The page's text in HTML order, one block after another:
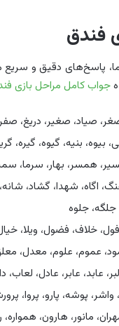
جواب کامل مراحل بازی
صیاد، صغیر، دریغ، صفرا،
بیوه، بنیه، گیوه، گیره،
همسر، بهار، سرما،
اگاه، شهدا، گشاد،
جلگه، جلوه
خلاف، فضول، ویلا،
عموم، علوم، معدل،
عابر، عادل، لعاب،
پوشه، پارو، پروا،
مانور، هارون،